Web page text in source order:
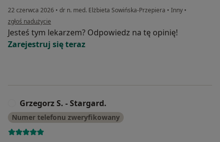
22 czerwca 2026 • dr n. med. Elżbieta Sowińska-Przepiera • Inny •
w opinii użytkownika Krystian
zgłoś nadużycie
Jesteś tym lekarzem? Odpowiedz na tę opinię!
Zarejestruj się teraz
Grzegorz S. - Stargard.
Numer telefonu zweryfikowany